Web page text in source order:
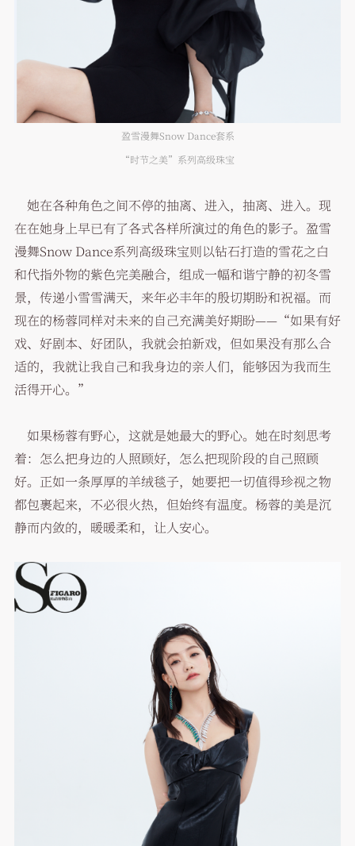
盈雪漫舞Snow Dance套系
“时节之美”系列高级珠宝
她在各种角色之间不停的抽离、进入，抽离、进入。现
在在她身上早已有了各式各样所演过的角色的影子。盈雪
漫舞Snow Dance系列高级珠宝则以钻石打造的雪花之白
和代指外物的紫色完美融合，组成一幅和谐宁静的初冬雪
景，传递小雪雪满天，来年必丰年的殷切期盼和祝福。而
现在的杨蓉同样对未来的自己充满美好期盼——“如果有好
戏、好剧本、好团队，我就会拍新戏，但如果没有那么合
适的，我就让我自己和我身边的亲人们，能够因为我而生
活得开心。”
如果杨蓉有野心，这就是她最大的野心。她在时刻思考
着：怎么把身边的人照顾好，怎么把现阶段的自己照顾
好。正如一条厚厚的羊绒毯子，她要把一切值得珍视之物
都包裹起来，不必很火热，但始终有温度。杨蓉的美是沉
静而内敛的，暖暖柔和，让人安心。